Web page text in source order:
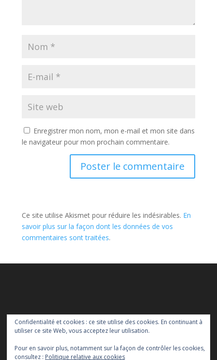
Enregistrer mon nom, mon e-mail et mon site dans
le navigateur pour mon prochain commentaire.
Ce site utilise Akismet pour réduire les indésirables. En
savoir plus sur la façon dont les données de vos
commentaires sont traitées.
Confidentialité et cookies : ce site utilise des cookies. En continuant à
utiliser ce site Web, vous acceptez leur utilisation.
Pour en savoir plus, notamment sur la façon de contrôler les cookies,
consultez : Politique relative aux cookies